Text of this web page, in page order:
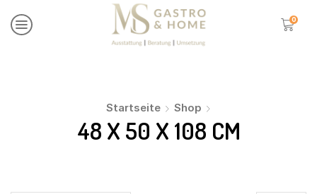
0
Startseite Shop
48 X 50 X 108 CM